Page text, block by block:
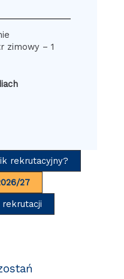
zimowy – 1
rekrutacyjny?
27
rekrutacji